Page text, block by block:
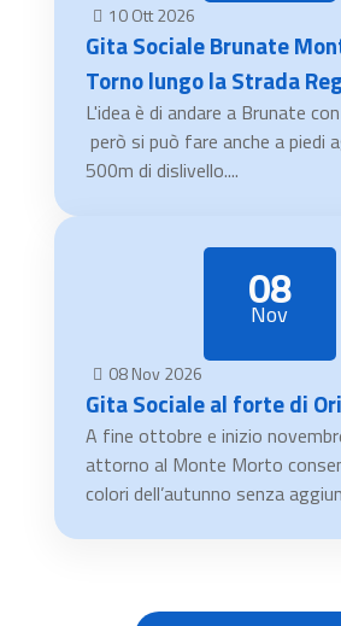
10Ott2026
Gita Sociale Brunate
Torno lungo la Strada
L'idea è di andare a Brunate
però si può fare anche a piedi
500m di dislivello....
08
Nov
08Nov2026
Gita Sociale al forte di
A fine ottobre e inizio
attorno al Monte Morto
colori dell’autunno senza